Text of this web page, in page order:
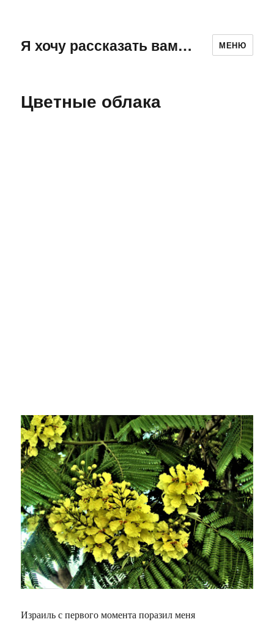
Я хочу рассказать вам… МЕНЮ
Цветные облака
Израиль с первого момента поразил меня